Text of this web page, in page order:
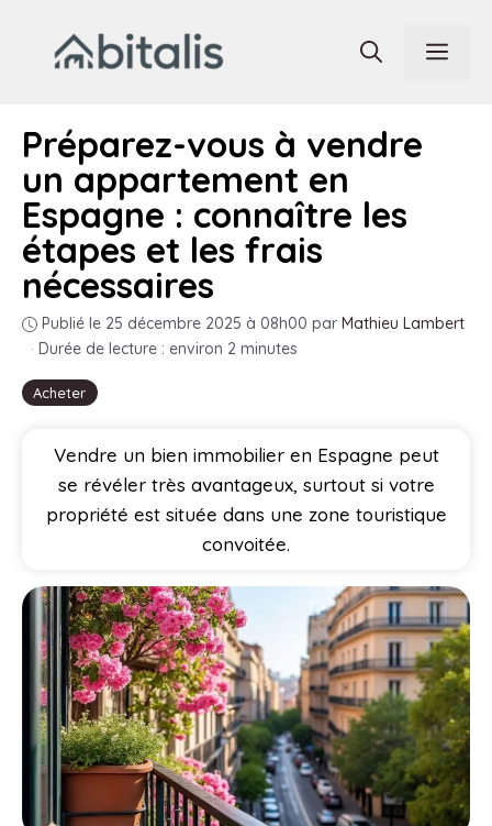
contenu
Acheter
Préparez-vous à vendre
un appartement en
Espagne : connaître les
étapes et les frais
nécessaires
Publié le 25 décembre 2025 à 08h00 par Mathieu Lambert
· Durée de lecture : environ 2 minutes
Vendre un bien immobilier en Espagne peut
se révéler très avantageux, surtout si votre
propriété est située dans une zone touristique
convoitée.